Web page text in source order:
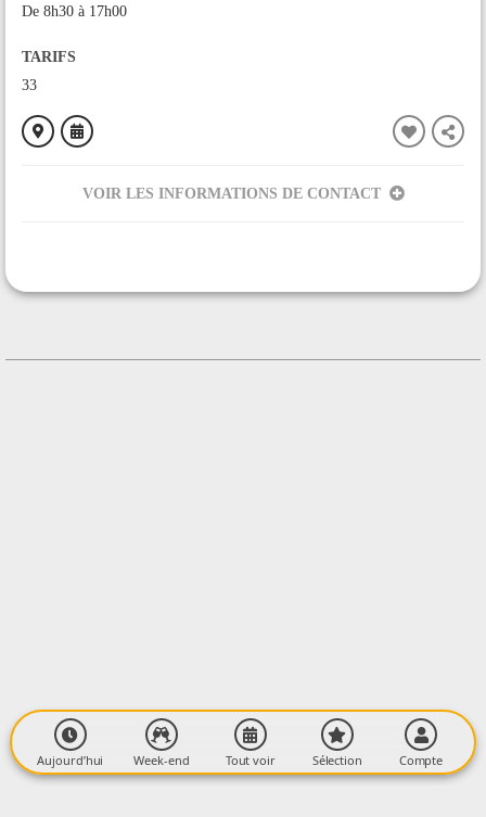
De 8h30 à 17h00
TARIFS
33
VOIR LES INFORMATIONS DE CONTACT
CONTACT
Contacter l'organisateur
Aujourd’hui Week-end Tout voir Sélection Compte